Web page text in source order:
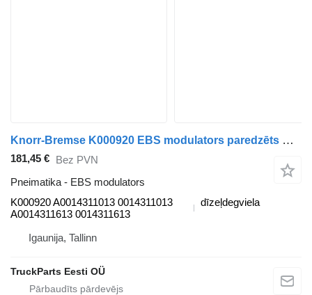
Knorr-Bremse K000920 EBS modulators paredzēts Mercedes-Benz Actros MP4 Antos Arocs (2012-) vilcēja
181,45 € Bez PVN
Pneimatika - EBS modulators
K000920 A0014311013 0014311013
A0014311613 0014311613
dīzeļdegviela
Igaunija, Tallinn
TruckParts Eesti OÜ